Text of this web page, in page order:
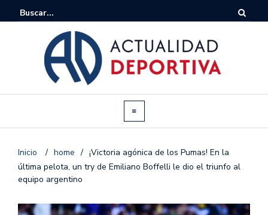
Inicio / home / ¡Victoria agónica de los Pumas! En la
última pelota, un try de Emiliano Boffelli le dio el triunfo al
equipo argentino